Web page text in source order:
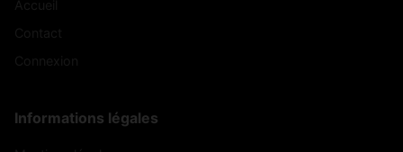
Informations légales